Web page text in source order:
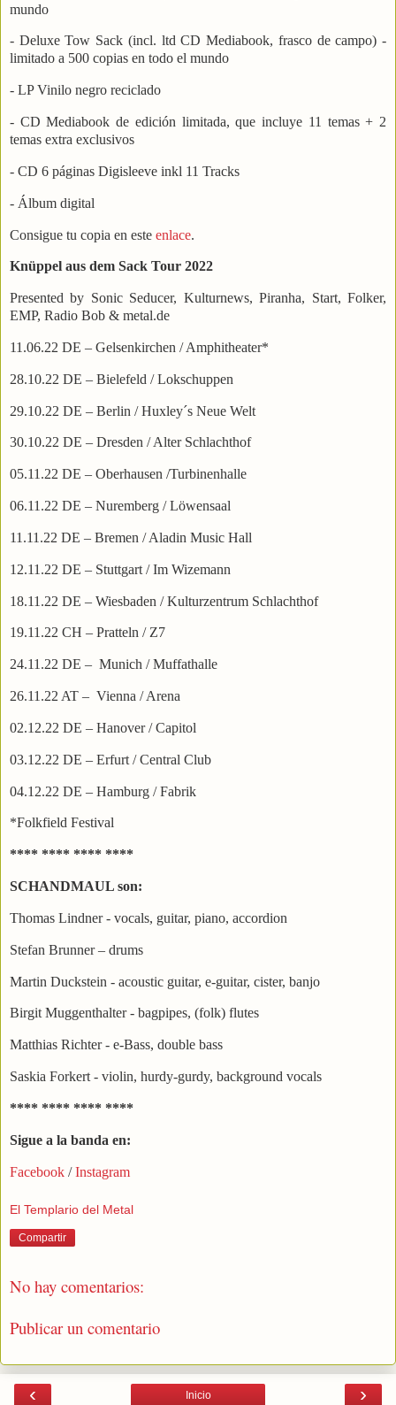
mundo
- Deluxe Tow Sack (incl. ltd CD Mediabook, frasco de campo) -
limitado a 500 copias en todo el mundo
- LP Vinilo negro reciclado
- CD Mediabook de edición limitada, que incluye 11 temas + 2
temas extra exclusivos
- CD 6 páginas Digisleeve inkl 11 Tracks
- Álbum digital
Consigue tu copia en este enlace.
Knüppel aus dem Sack Tour 2022
Presented by Sonic Seducer, Kulturnews, Piranha, Start, Folker,
EMP, Radio Bob & metal.de
11.06.22 DE – Gelsenkirchen / Amphitheater*
28.10.22 DE – Bielefeld / Lokschuppen
29.10.22 DE – Berlin / Huxley´s Neue Welt
30.10.22 DE – Dresden / Alter Schlachthof
05.11.22 DE – Oberhausen /Turbinenhalle
06.11.22 DE – Nuremberg / Löwensaal
11.11.22 DE – Bremen / Aladin Music Hall
12.11.22 DE – Stuttgart / Im Wizemann
18.11.22 DE – Wiesbaden / Kulturzentrum Schlachthof
19.11.22 CH – Pratteln / Z7
24.11.22 DE – Munich / Muffathalle
26.11.22 AT – Vienna / Arena
02.12.22 DE – Hanover / Capitol
03.12.22 DE – Erfurt / Central Club
04.12.22 DE – Hamburg / Fabrik
*Folkfield Festival
**** **** **** ****
SCHANDMAUL son:
Thomas Lindner - vocals, guitar, piano, accordion
Stefan Brunner – drums
Martin Duckstein - acoustic guitar, e-guitar, cister, banjo
Birgit Muggenthalter - bagpipes, (folk) flutes
Matthias Richter - e-Bass, double bass
Saskia Forkert - violin, hurdy-gurdy, background vocals
**** **** **** ****
Sigue a la banda en:
Facebook /Instagram
El Templario del Metal
Compartir
No hay comentarios:
Publicar un comentario
‹ ›
Inicio